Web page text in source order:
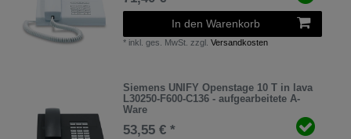
In den Warenkorb
* inkl. ges. MwSt. zzgl.Versandkosten
Siemens UNIFY Openstage 10 T in lava
L30250-F600-C136 - aufgearbeitete A-
Ware
53,55 € *